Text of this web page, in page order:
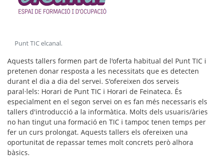
Punt TIC elcanal.
Aquests tallers formen part de l'oferta habitual del Punt TIC i
pretenen donar resposta a les necessitats que es detecten
durant el dia a dia del servei. S'ofereixen dos serveis
paral·lels: Horari de Punt TIC i Horari de Feinateca. És
especialment en el segon servei on es fan més necessaris els
tallers d'introducció a la informàtica. Molts dels usuaris/àries
no han tingut una formació en TIC i tampoc tenen temps per
fer un curs prolongat. Aquests tallers els ofereixen una
oportunitat de repassar temes molt concrets però alhora
bàsics.